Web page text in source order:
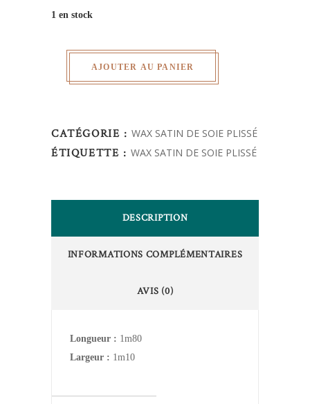
1 en stock
AJOUTER AU PANIER
CATÉGORIE :WAX SATIN DE SOIE PLISSÉ
ÉTIQUETTE :WAX SATIN DE SOIE PLISSÉ
DESCRIPTION
INFORMATIONS COMPLÉMENTAIRES
AVIS (0)
Longueur : 1m80
Largeur : 1m10